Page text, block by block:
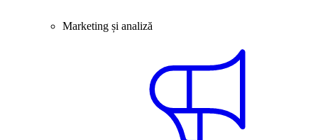
Marketing și analiză